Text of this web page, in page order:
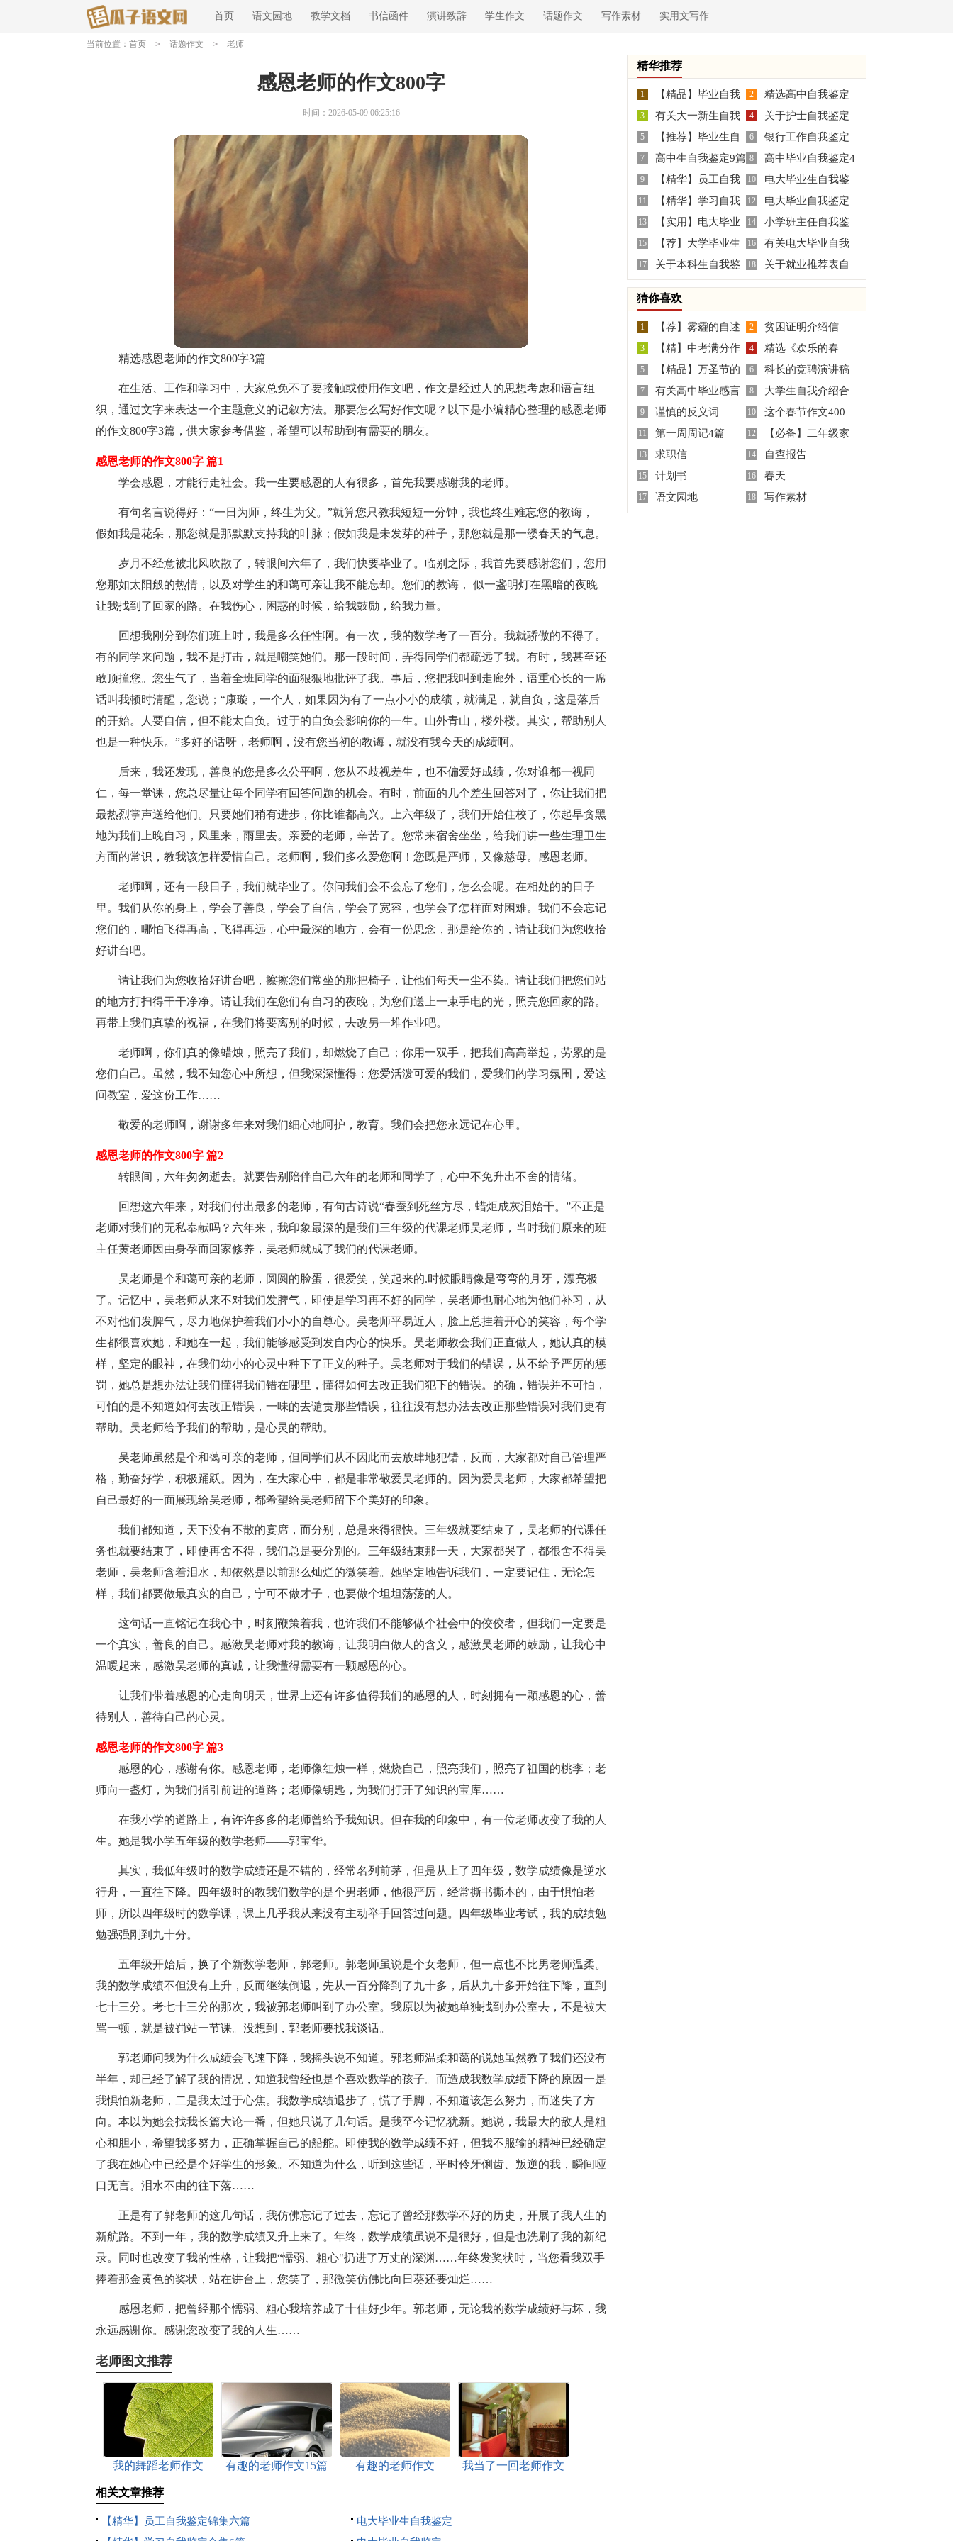
首页 语文园地 教学文档 书信函件 演讲致辞 学生作文 话题作文 写作素材 实用文写作
当前位置： 首页 > 话题作文 > 老师
感恩老师的作文800字
时间：2026-05-09 06:25:16
精选感恩老师的作文800字3篇
在生活、工作和学习中，大家总免不了要接触或使用作文吧，作文是经过人的思想考虑和语言组
织，通过文字来表达一个主题意义的记叙方法。那要怎么写好作文呢？以下是小编精心整理的感恩老师
的作文800字3篇，供大家参考借鉴，希望可以帮助到有需要的朋友。
感恩老师的作文800字 篇1
学会感恩，才能行走社会。我一生要感恩的人有很多，首先我要感谢我的老师。
有句名言说得好：“一日为师，终生为父。”就算您只教我短短一分钟，我也终生难忘您的教诲，
假如我是花朵，那您就是那默默支持我的叶脉；假如我是未发芽的种子，那您就是那一缕春天的气息。
岁月不经意被北风吹散了，转眼间六年了，我们快要毕业了。临别之际，我首先要感谢您们，您用
您那如太阳般的热情，以及对学生的和蔼可亲让我不能忘却。您们的教诲， 似一盏明灯在黑暗的夜晚
让我找到了回家的路。在我伤心，困惑的时候，给我鼓励，给我力量。
回想我刚分到你们班上时，我是多么任性啊。有一次，我的数学考了一百分。我就骄傲的不得了。
有的同学来问题，我不是打击，就是嘲笑她们。那一段时间，弄得同学们都疏远了我。有时，我甚至还
敢顶撞您。您生气了，当着全班同学的面狠狠地批评了我。事后，您把我叫到走廊外，语重心长的一席
话叫我顿时清醒，您说；“康璇，一个人，如果因为有了一点小小的成绩，就满足，就自负，这是落后
的开始。人要自信，但不能太自负。过于的自负会影响你的一生。山外青山，楼外楼。其实，帮助别人
也是一种快乐。”多好的话呀，老师啊，没有您当初的教诲，就没有我今天的成绩啊。
后来，我还发现，善良的您是多么公平啊，您从不歧视差生，也不偏爱好成绩，你对谁都一视同
仁，每一堂课，您总尽量让每个同学有回答问题的机会。有时，前面的几个差生回答对了，你让我们把
最热烈掌声送给他们。只要她们稍有进步，你比谁都高兴。上六年级了，我们开始住校了，你起早贪黑
地为我们上晚自习，风里来，雨里去。亲爱的老师，辛苦了。您常来宿舍坐坐，给我们讲一些生理卫生
方面的常识，教我该怎样爱惜自己。老师啊，我们多么爱您啊！您既是严师，又像慈母。感恩老师。
老师啊，还有一段日子，我们就毕业了。你问我们会不会忘了您们，怎么会呢。在相处的的日子
里。我们从你的身上，学会了善良，学会了自信，学会了宽容，也学会了怎样面对困难。我们不会忘记
您们的，哪怕飞得再高，飞得再远，心中最深的地方，会有一份思念，那是给你的，请让我们为您收拾
好讲台吧。
请让我们为您收拾好讲台吧，擦擦您们常坐的那把椅子，让他们每天一尘不染。请让我们把您们站
的地方打扫得干干净净。请让我们在您们有自习的夜晚，为您们送上一束手电的光，照亮您回家的路。
再带上我们真挚的祝福，在我们将要离别的时候，去改另一堆作业吧。
老师啊，你们真的像蜡烛，照亮了我们，却燃烧了自己；你用一双手，把我们高高举起，劳累的是
您们自己。虽然，我不知您心中所想，但我深深懂得：您爱活泼可爱的我们，爱我们的学习氛围，爱这
间教室，爱这份工作……
敬爱的老师啊，谢谢多年来对我们细心地呵护，教育。我们会把您永远记在心里。
感恩老师的作文800字 篇2
转眼间，六年匆匆逝去。就要告别陪伴自己六年的老师和同学了，心中不免升出不舍的情绪。
回想这六年来，对我们付出最多的老师，有句古诗说“春蚕到死丝方尽，蜡炬成灰泪始干。”不正是
老师对我们的无私奉献吗？六年来，我印象最深的是我们三年级的代课老师吴老师，当时我们原来的班
主任黄老师因由身孕而回家修养，吴老师就成了我们的代课老师。
吴老师是个和蔼可亲的老师，圆圆的脸蛋，很爱笑，笑起来的.时候眼睛像是弯弯的月牙，漂亮极
了。记忆中，吴老师从来不对我们发脾气，即使是学习再不好的同学，吴老师也耐心地为他们补习，从
不对他们发脾气，尽力地保护着我们小小的自尊心。吴老师平易近人，脸上总挂着开心的笑容，每个学
生都很喜欢她，和她在一起，我们能够感受到发自内心的快乐。吴老师教会我们正直做人，她认真的模
样，坚定的眼神，在我们幼小的心灵中种下了正义的种子。吴老师对于我们的错误，从不给予严厉的惩
罚，她总是想办法让我们懂得我们错在哪里，懂得如何去改正我们犯下的错误。的确，错误并不可怕，
可怕的是不知道如何去改正错误，一味的去谴责那些错误，往往没有想办法去改正那些错误对我们更有
帮助。吴老师给予我们的帮助，是心灵的帮助。
吴老师虽然是个和蔼可亲的老师，但同学们从不因此而去放肆地犯错，反而，大家都对自己管理严
格，勤奋好学，积极踊跃。因为，在大家心中，都是非常敬爱吴老师的。因为爱吴老师，大家都希望把
自己最好的一面展现给吴老师，都希望给吴老师留下个美好的印象。
我们都知道，天下没有不散的宴席，而分别，总是来得很快。三年级就要结束了，吴老师的代课任
务也就要结束了，即使再舍不得，我们总是要分别的。三年级结束那一天，大家都哭了，都很舍不得吴
老师，吴老师含着泪水，却依然是以前那么灿烂的微笑着。她坚定地告诉我们，一定要记住，无论怎
样，我们都要做最真实的自己，宁可不做才子，也要做个坦坦荡荡的人。
这句话一直铭记在我心中，时刻鞭策着我，也许我们不能够做个社会中的佼佼者，但我们一定要是
一个真实，善良的自己。感激吴老师对我的教诲，让我明白做人的含义，感激吴老师的鼓励，让我心中
温暖起来，感激吴老师的真诚，让我懂得需要有一颗感恩的心。
让我们带着感恩的心走向明天，世界上还有许多值得我们的感恩的人，时刻拥有一颗感恩的心，善
待别人，善待自己的心灵。
感恩老师的作文800字 篇3
感恩的心，感谢有你。感恩老师，老师像红烛一样，燃烧自己，照亮我们，照亮了祖国的桃李；老
师向一盏灯，为我们指引前进的道路；老师像钥匙，为我们打开了知识的宝库……
在我小学的道路上，有许许多多的老师曾给予我知识。但在我的印象中，有一位老师改变了我的人
生。她是我小学五年级的数学老师——郭宝华。
其实，我低年级时的数学成绩还是不错的，经常名列前茅，但是从上了四年级，数学成绩像是逆水
行舟，一直往下降。四年级时的教我们数学的是个男老师，他很严厉，经常撕书撕本的，由于惧怕老
师，所以四年级时的数学课，课上几乎我从来没有主动举手回答过问题。四年级毕业考试，我的成绩勉
勉强强刚到九十分。
五年级开始后，换了个新数学老师，郭老师。郭老师虽说是个女老师，但一点也不比男老师温柔。
我的数学成绩不但没有上升，反而继续倒退，先从一百分降到了九十多，后从九十多开始往下降，直到
七十三分。考七十三分的那次，我被郭老师叫到了办公室。我原以为被她单独找到办公室去，不是被大
骂一顿，就是被罚站一节课。没想到，郭老师要找我谈话。
郭老师问我为什么成绩会飞速下降，我摇头说不知道。郭老师温柔和蔼的说她虽然教了我们还没有
半年，却已经了解了我的情况，知道我曾经也是个喜欢数学的孩子。而造成我数学成绩下降的原因一是
我惧怕新老师，二是我太过于心焦。我数学成绩退步了，慌了手脚，不知道该怎么努力，而迷失了方
向。本以为她会找我长篇大论一番，但她只说了几句话。是我至今记忆犹新。她说，我最大的敌人是粗
心和胆小，希望我多努力，正确掌握自己的船舵。即使我的数学成绩不好，但我不服输的精神已经确定
了我在她心中已经是个好学生的形象。不知道为什么，听到这些话，平时伶牙俐齿、叛逆的我，瞬间哑
口无言。泪水不由的往下落……
正是有了郭老师的这几句话，我仿佛忘记了过去，忘记了曾经那数学不好的历史，开展了我人生的
新航路。不到一年，我的数学成绩又升上来了。年终，数学成绩虽说不是很好，但是也洗刷了我的新纪
录。同时也改变了我的性格，让我把“懦弱、粗心"扔进了万丈的深渊……年终发奖状时，当您看我双手
捧着那金黄色的奖状，站在讲台上，您笑了，那微笑仿佛比向日葵还要灿烂……
感恩老师，把曾经那个懦弱、粗心我培养成了十佳好少年。郭老师，无论我的数学成绩好与坏，我
永远感谢你。感谢您改变了我的人生……
老师图文推荐
我的舞蹈老师作文 有趣的老师作文15篇 有趣的老师作文
我当了一回老师作文
相关文章推荐
【精华】员工自我鉴定锦集六篇
电大毕业生自我鉴定
精华推荐
1
【精品】毕业自我
鉴定四篇
2
精选高中自我鉴定
集合十篇
3
有关大一新生自我
鉴定范文汇总10篇
4
关于护士自我鉴定
四篇
5
【推荐】毕业生自
我鉴定范文汇编8篇
6 银行工作自我鉴定
7 高中生自我鉴定9篇 8
高中毕业自我鉴定4
篇
9
【精华】员工自我
鉴定锦集六篇
10
电大毕业生自我鉴
定
11
【精华】学习自我
鉴定合集6篇
12 电大毕业自我鉴定
13
【实用】电大毕业
自我鉴定四篇
14
小学班主任自我鉴
定
15
【荐】大学毕业生
自我鉴定10篇
16
有关电大毕业自我
鉴定范文汇编九篇
17
关于本科生自我鉴
定3篇
18
关于就业推荐表自
我鉴定三篇
猜你喜欢
1
【荐】雾霾的自述
作文9篇
2 贫困证明介绍信
3
【精】中考满分作
文
4
精选《欢乐的春
节》作文3篇
5
【精品】万圣节的
作文800字汇编8篇
6
科长的竞聘演讲稿
模板汇总6篇
7
有关高中毕业感言
（精选5篇）
8
大学生自我介绍合
集15篇
9 谨慎的反义词 10
这个春节作文400
字五篇
11 第一周周记4篇 12
【必备】二年级家
作文合集四篇
13 求职信 14 自查报告
15 计划书 16 春天
17 语文园地 18 写作素材